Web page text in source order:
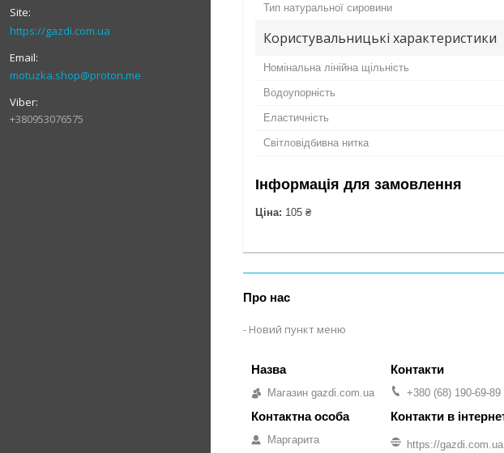
https://gazdi.com.ua
motuzka.shop@proton.me
+380953076575
Тип натуральної сировини
Користувальницькі характеристики
Номінальна лінійна щільність
Водоупорність
Еластичність
Світловідбивна нитка
Інформація для замовлення
Ціна: 105 ₴
Про нас
Новий пункт меню
Магазин gazdi.com.ua
Маргарита
+380 (68) 190-69-89
https://gazdi.com.ua